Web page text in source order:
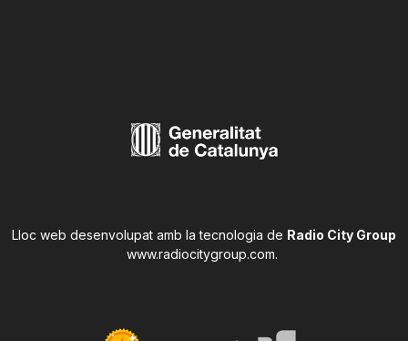
Lloc web desenvolupat amb la tecnologia de Radio City Group
www.radiocitygroup.com.